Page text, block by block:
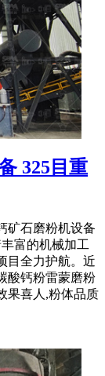
325目重
矿石磨粉机设备
富的机械加工
目全力护航。近
酸钙粉雷蒙磨粉
果喜人,粉体品质